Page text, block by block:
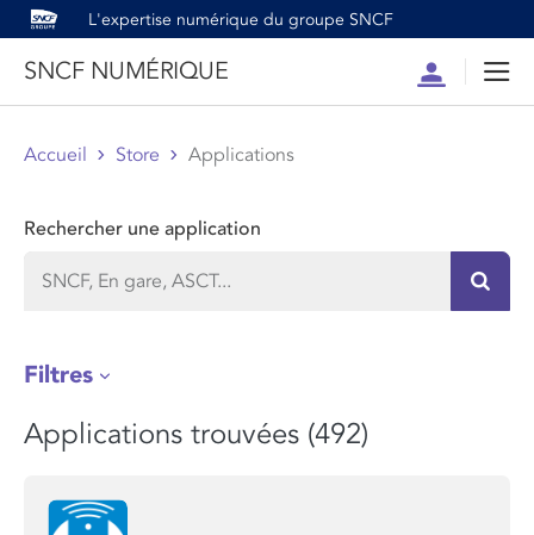
L'expertise numérique du groupe SNCF
SNCF NUMÉRIQUE
Compte
Accueil Store Applications
Rechercher une application
Filtres
Applications trouvées (492)